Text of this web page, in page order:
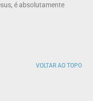
é absolutamente
VOLTAR AO TOPO